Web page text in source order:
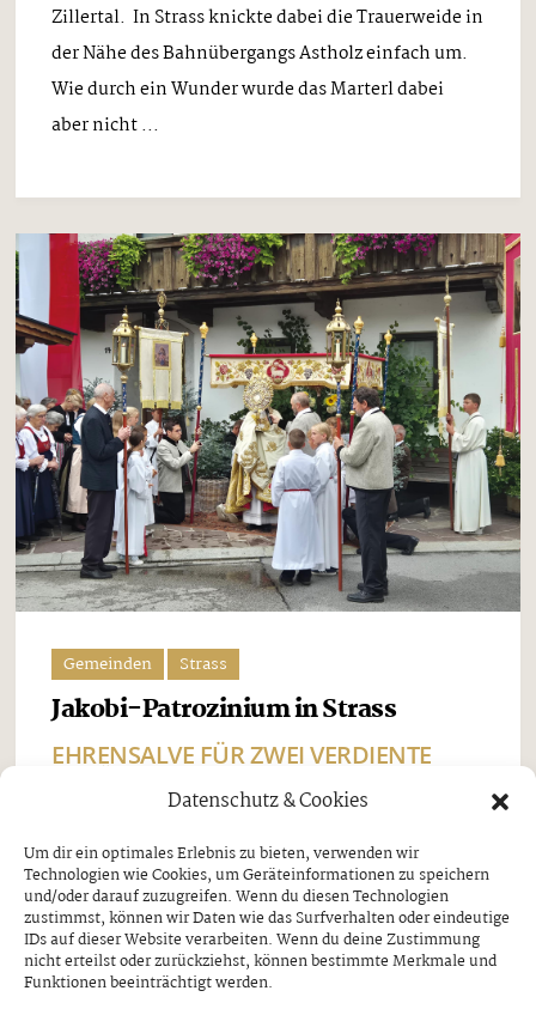
Datenschutz & Cookies
Um dir ein optimales Erlebnis zu bieten, verwenden wir
Technologien wie Cookies, um Geräteinformationen zu speichern
und/oder darauf zuzugreifen. Wenn du diesen Technologien
zustimmst, können wir Daten wie das Surfverhalten oder eindeutige
IDs auf dieser Website verarbeiten. Wenn du deine Zustimmung
nicht erteilst oder zurückziehst, können bestimmte Merkmale und
Funktionen beeinträchtigt werden.
Zillertal. In Strass knickte dabei die Trauerweide in
der Nähe des Bahnübergangs Astholz einfach um.
Wie durch ein Wunder wurde das Marterl dabei
aber nicht ...
Gemeinden Strass
Jakobi-Patrozinium in Strass
EHRENSALVE FÜR ZWEI VERDIENTE
Beim Jakobi-Patrozinium am Sonntag, dem 26. Juli,
stand Strass im Zillertal ganz im Zeichen seines
Pfarrpatrons, des heiligen Jakobus. Nach dem
feierlichen Festgottesdienst und der traditionellen